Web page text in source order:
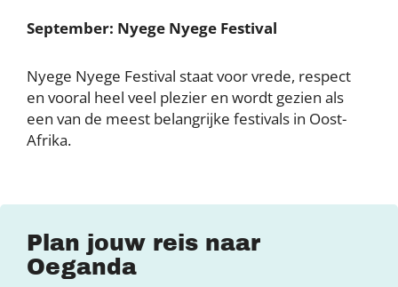
September: Nyege Nyege Festival
Nyege Nyege Festival staat voor vrede, respect
en vooral heel veel plezier en wordt gezien als
een van de meest belangrijke festivals in Oost-
Afrika.
Plan jouw reis naar
Oeganda